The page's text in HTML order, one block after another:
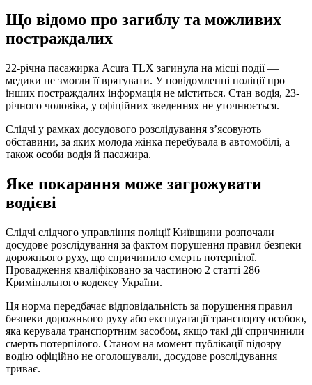
Що відомо про загиблу та можливих
постраждалих
22-річна пасажирка Acura TLX загинула на місці події —
медики не змогли її врятувати. У повідомленні поліції про
інших постраждалих інформація не міститься. Стан водія, 23-
річного чоловіка, у офіційних зведеннях не уточнюється.
Слідчі у рамках досудового розслідування з’ясовують
обставини, за яких молода жінка перебувала в автомобілі, а
також особи водія й пасажира.
Яке покарання може загрожувати
водієві
Слідчі слідчого управління поліції Київщини розпочали
досудове розслідування за фактом порушення правил безпеки
дорожнього руху, що спричинило смерть потерпілої.
Провадження кваліфіковано за частиною 2 статті 286
Кримінального кодексу України.
Ця норма передбачає відповідальність за порушення правил
безпеки дорожнього руху або експлуатації транспорту особою,
яка керувала транспортним засобом, якщо такі дії спричинили
смерть потерпілого. Станом на момент публікації підозру
водію офіційно не оголошували, досудове розслідування
триває.